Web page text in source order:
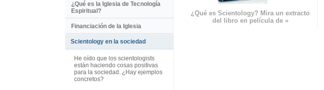
¿Qué es Scientology? Mira un extracto
del libro en película de »
¿Qué es la Iglesia de Tecnología
Espiritual?
Financiación de la Iglesia
Scientology en la sociedad
He oído que los scientologists
están haciendo cosas positivas
para la sociedad. ¿Hay ejemplos
concretos?